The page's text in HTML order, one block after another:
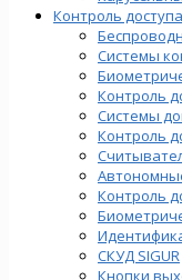
Контроль доступа
Системы
Контроль
Системы
Контроль
Контроль
СКУД SIGUR
Кнопки